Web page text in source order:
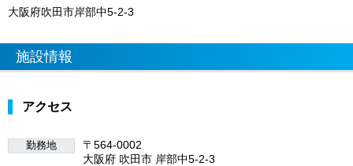
大阪府吹田市岸部中5-2-3
施設情報
アクセス
勤務地
〒564-0002
大阪府 吹田市 岸部中5-2-3